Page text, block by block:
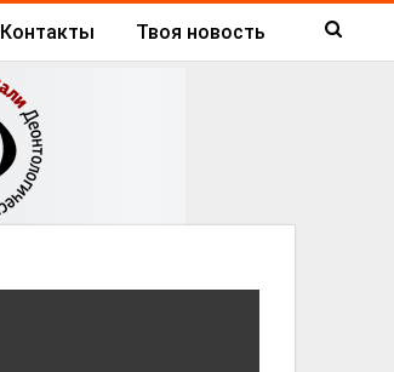
Контакты Твоя новость